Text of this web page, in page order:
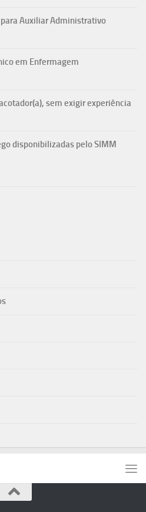
Auxiliar Administrativo
em Enfermagem
sem exigir experiência
disponibilizadas pelo SIMM